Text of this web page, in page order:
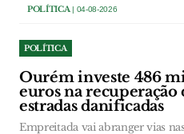
POLÍTICA| 04-08-2026
POLÍTICA
Ourém investe 486
euros na recuperação
estradas danificadas
Empreitada vai abranger vias